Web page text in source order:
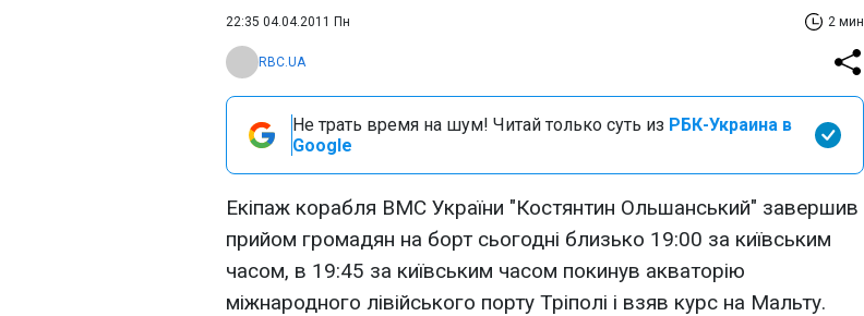
22:35 04.04.2011 Пн 2 мин
RBC.UA
Не трать время на шум! Читай только суть из РБК-Украина в
Google
Екіпаж корабля ВМС України "Костянтин Ольшанський" завершив
прийом громадян на борт сьогодні близько 19:00 за київським
часом, в 19:45 за київським часом покинув акваторію
міжнародного лівійського порту Тріполі і взяв курс на Мальту.